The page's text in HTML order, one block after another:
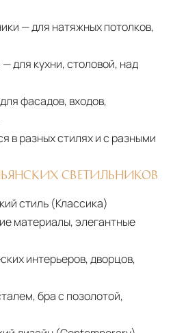
— для натяжных потолков,
— для кухни, столовой, над
фасадов, входов,
в разных стилях и с разными
СВЕТИЛЬНИКОВ
стиль (Классика)
материалы, элегантные
интерьеров, дворцов,
бра с позолотой,